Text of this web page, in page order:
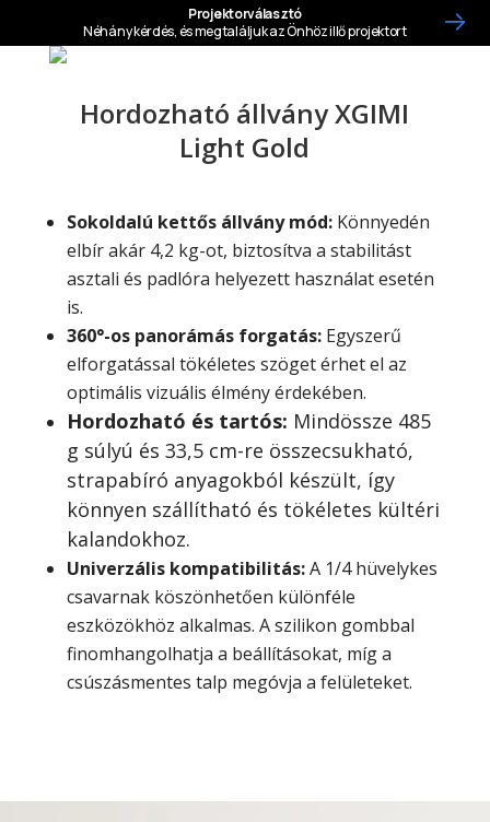
Hordozható állvány XGIMI
Light Gold
Sokoldalú kettős állvány mód:Könnyedén
elbír akár 4,2 kg-ot, biztosítva a stabilitást
asztali és padlóra helyezett használat esetén
is.
360°-os panorámás forgatás:Egyszerű
elforgatással tökéletes szöget érhet el az
optimális vizuális élmény érdekében.
Hordozható és tartós: Mindössze 485
g súlyú és 33,5 cm-re összecsukható,
strapabíró anyagokból készült, így
könnyen szállítható és tökéletes kültéri
kalandokhoz.
Univerzális kompatibilitás:A 1/4 hüvelykes
csavarnak köszönhetően különféle
eszközökhöz alkalmas. A szilikon gombbal
finomhangolhatja a beállításokat, míg a
csúszásmentes talp megóvja a felületeket.